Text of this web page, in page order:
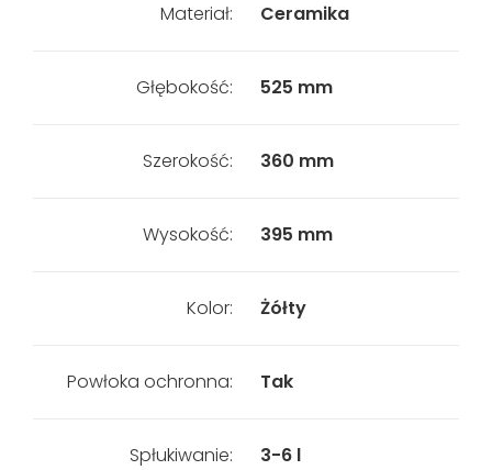
Materiał: Ceramika
Głębokość: 525 mm
Szerokość: 360 mm
Wysokość: 395 mm
Kolor: Żółty
Powłoka ochronna: Tak
Spłukiwanie: 3-6 l